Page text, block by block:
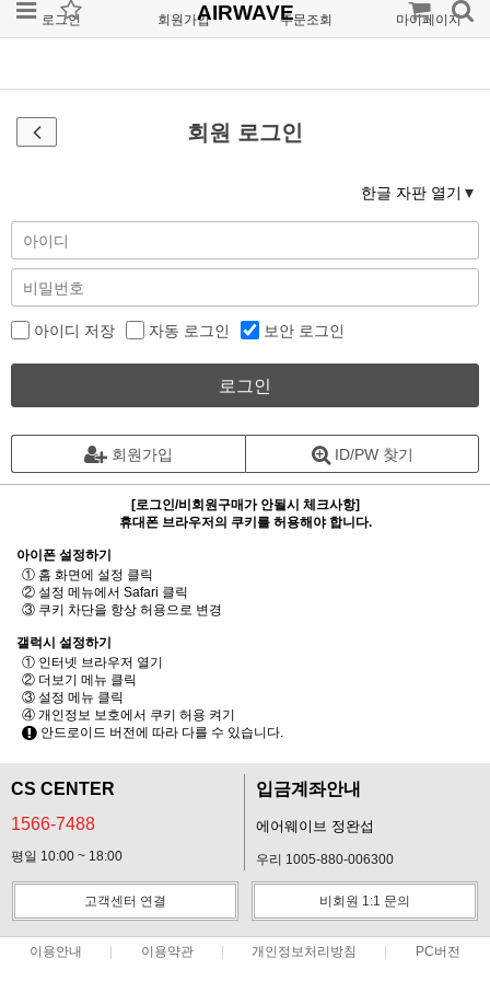
로그인 회원가입 주문조회 마이페이지
AIRWAVE
회원 로그인
한글 자판 열기
아이디 저장 자동 로그인 보안 로그인
로그인
회원가입 ID/PW 찾기
[로그인/비회원구매가 안될시 체크사항]
휴대폰 브라우저의 쿠키를 허용해야 합니다.
아이폰 설정하기
① 홈 화면에 설정 클릭
② 설정 메뉴에서 Safari 클릭
③ 쿠키 차단을 항상 허용으로 변경
갤럭시 설정하기
① 인터넷 브라우저 열기
② 더보기 메뉴 클릭
③ 설정 메뉴 클릭
④ 개인정보 보호에서 쿠키 허용 켜기
안드로이드 버전에 따라 다를 수 있습니다.
CS CENTER
1566-7488
평일 10:00 ~ 18:00
입금계좌안내
에어웨이브 정완섭
우리 1005-880-006300
고객센터 연결 비회원 1:1 문의
이용안내 이용약관 개인정보처리방침 PC버전